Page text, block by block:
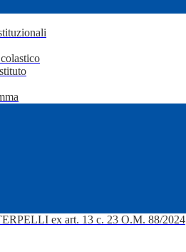
ex art. 13 c. 23 O.M. 88/2024